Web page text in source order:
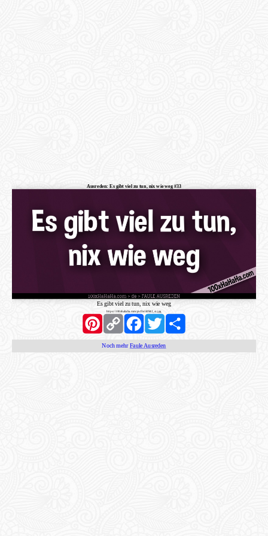
Ausreden: Es gibt viel zu tun, nix wie weg #33
Es gibt viel zu tun, nix wie weg
https://100xhahaha.com/pic!3e1fd942_st.jpg
PinterestCopy
Link
FacebookTwitter Share
Noch mehrFaule Ausreden